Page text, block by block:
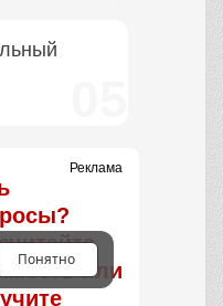
Реклама
или
Понятно